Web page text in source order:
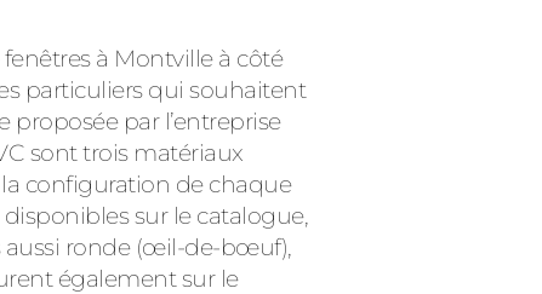
à Montville à côté
particuliers qui souhaitent
par l’entreprise
sont trois matériaux
la configuration de chaque
sur le catalogue,
aussi ronde (œil-de-bœuf),
également sur le